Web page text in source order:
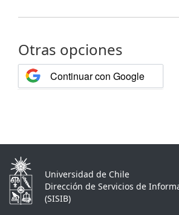
Otras opciones
Continuar con Google
Universidad de Chile
Dirección de Servicios de
(SISIB)